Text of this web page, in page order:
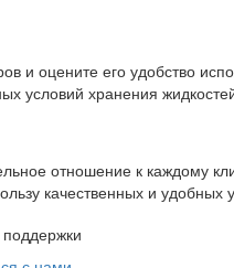
и оцените его удобство
условий хранения
отношение к каждому
качественных и удобных